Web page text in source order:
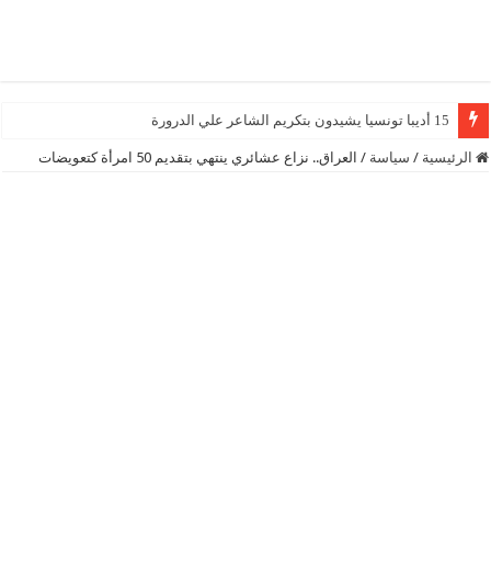
15 أديبا تونسيا يشيدون بتكريم الشاعر علي الدرورة
الرئيسية / سياسة / العراق.. نزاع عشائري ينتهي بتقديم 50 امرأة كتعويضات